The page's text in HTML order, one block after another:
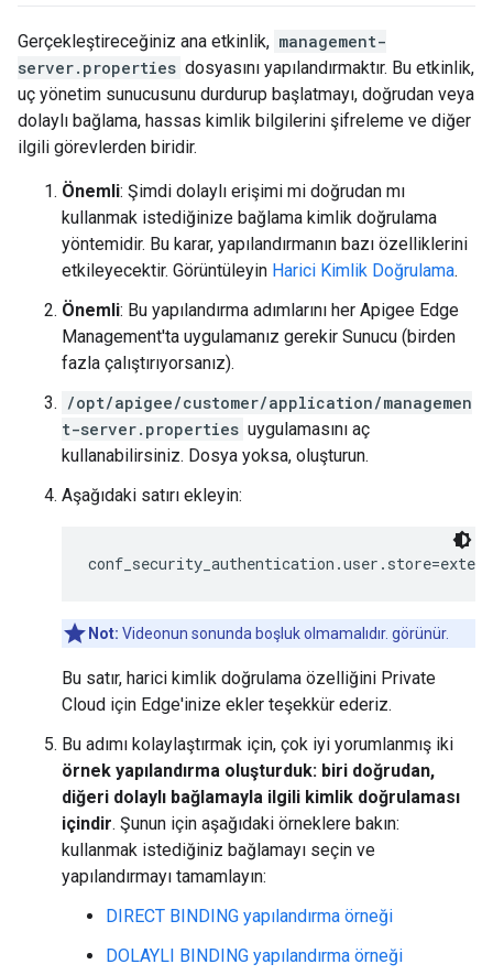
Gerçekleştireceğiniz ana etkinlik, management-
server.properties dosyasını yapılandırmaktır. Bu etkinlik,
uç yönetim sunucusunu durdurup başlatmayı, doğrudan veya
dolaylı bağlama, hassas kimlik bilgilerini şifreleme ve diğer
ilgili görevlerden biridir.
Önemli: Şimdi dolaylı erişimi mi doğrudan mı
kullanmak istediğinize bağlama kimlik doğrulama
yöntemidir. Bu karar, yapılandırmanın bazı özelliklerini
etkileyecektir. Görüntüleyin Harici Kimlik Doğrulama.
Önemli: Bu yapılandırma adımlarını her Apigee Edge
Management'ta uygulamanız gerekir Sunucu (birden
fazla çalıştırıyorsanız).
/opt/apigee/customer/application/managemen
t-server.properties uygulamasını aç
kullanabilirsiniz. Dosya yoksa, oluşturun.
Aşağıdaki satırı ekleyin:
Not: Videonun sonunda boşluk olmamalıdır. görünür.
Bu satır, harici kimlik doğrulama özelliğini Private
Cloud için Edge'inize ekler teşekkür ederiz.
Bu adımı kolaylaştırmak için, çok iyi yorumlanmış iki
örnek yapılandırma oluşturduk: biri doğrudan,
diğeri dolaylı bağlamayla ilgili kimlik doğrulaması
içindir. Şunun için aşağıdaki örneklere bakın:
kullanmak istediğiniz bağlamayı seçin ve
yapılandırmayı tamamlayın:
DIRECT BINDING yapılandırma örneği
DOLAYLI BINDING yapılandırma örneği